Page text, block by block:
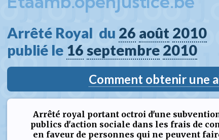
Arrêté Royal  du 26 août 2010
publié le 16 septembre 2010
Comment obtenir une
Arrêté royal portant octroi d'une
publics d'action sociale dans les frais de
en faveur de personnes qui ne peuvent